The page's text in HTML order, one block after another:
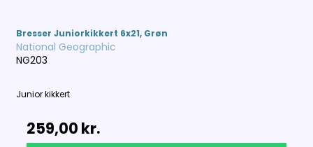
Bresser Juniorkikkert 6x21, Grøn
National Geographic
NG203
Junior kikkert
259,00 kr.